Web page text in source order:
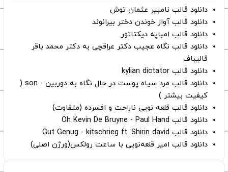
دانلود قالب نامبیر عثمان ‌توش
دانلود قالب آواز خوندن دختر بیرانوند
دانلود قالب امباپه دیکتاتور
دانلود قالب نگاه عجیب دکتر عراقچی به دکتر محمد باقر
قالیباف
دانلود قالب kylian dictator
دانلود قالب مرد سیاه پوست در حال نگاه به دوربین - son (
کیفیت بیشتر )
دانلود قالب قلعه نویی ناراحت و افسرده (متفاوت)
دانلود قالب Oh Kevin De Bruyne - Paul Hand
دانلود قالب Gut Genug - kitschrieg ft. Shirin david
دانلود قالب امیر قلعه‌نویی با ساعت رولکس(ورژن اصلی)